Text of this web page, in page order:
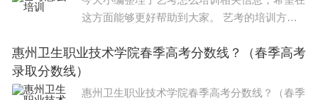
这方面能够更好帮助到大家。 艺考的培训方法
趋势就是难，各种难，文化课也要提高分数，专
惠州卫生职业技术学院春季高考分数线？（春季高考
录取分数线）
惠州卫生职业技术学院春季高考分数线？（春季